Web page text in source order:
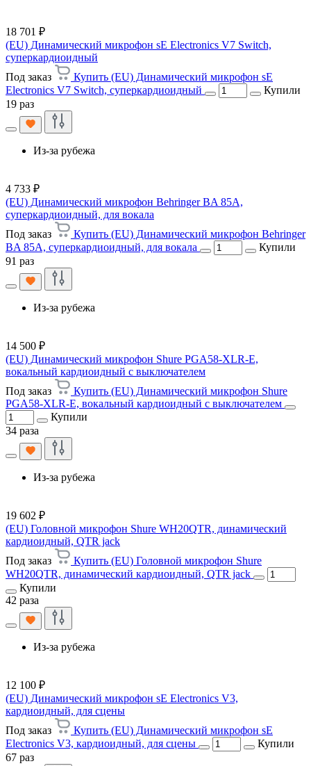
18 701 ₽
(EU) Динамический микрофон sE Electronics V7 Switch,
суперкардиоидный
Под заказ
Купить (EU) Динамический микрофон sE
Electronics V7 Switch, суперкардиоидный
Купили
19 раз
Из-за рубежа
4 733 ₽
(EU) Динамический микрофон Behringer BA 85A,
суперкардиоидный, для вокала
Под заказ
Купить (EU) Динамический микрофон Behringer
BA 85A, суперкардиоидный, для вокала
Купили
91 раз
Из-за рубежа
14 500 ₽
(EU) Динамический микрофон Shure PGA58-XLR-E,
вокальный кардиоидный с выключателем
Под заказ
Купить (EU) Динамический микрофон Shure
PGA58-XLR-E, вокальный кардиоидный с выключателем
Купили
34 раза
Из-за рубежа
19 602 ₽
(EU) Головной микрофон Shure WH20QTR, динамический
кардиоидный, QTR jack
Под заказ
Купить (EU) Головной микрофон Shure
WH20QTR, динамический кардиоидный, QTR jack
Купили
42 раза
Из-за рубежа
12 100 ₽
(EU) Динамический микрофон sE Electronics V3,
кардиоидный, для сцены
Под заказ
Купить (EU) Динамический микрофон sE
Electronics V3, кардиоидный, для сцены
Купили
67 раз